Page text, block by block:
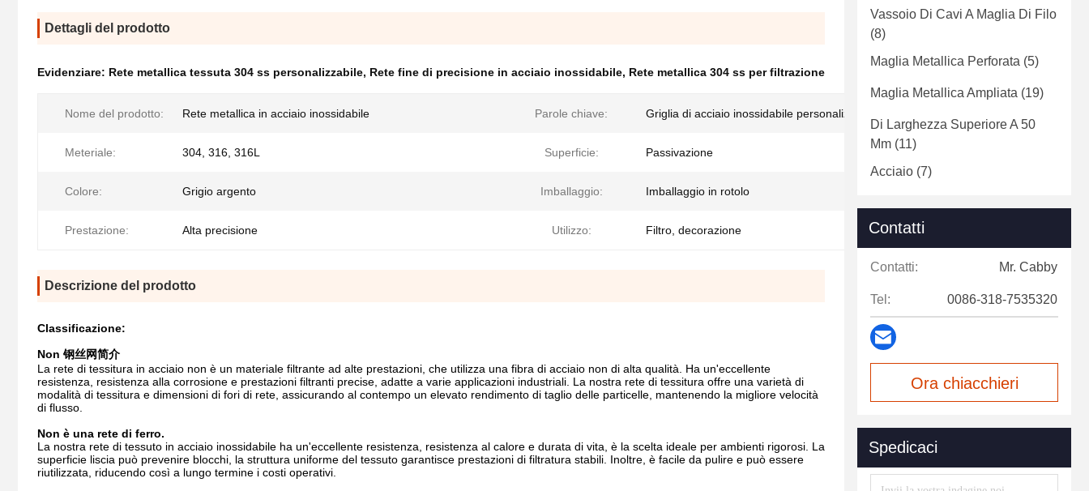
Dettagli del prodotto
Evidenziare: Rete metallica tessuta 304 ss personalizzabile, Rete fine di precisione in acciaio inossidabile, Rete metallica 304 ss per filtrazione
Nome del prodotto: Rete metallica in acciaio inossidabile Parole chiave: Griglia di acciaio inossidabile personalizzabile per filtrazione
Meteriale: 304, 316, 316L Superficie: Passivazione
Colore: Grigio argento Imballaggio: Imballaggio in rotolo
Prestazione: Alta precisione Utilizzo: Filtro, decorazione
Descrizione del prodotto
Classificazione:
Non 钢丝网简介
La rete di tessitura in acciaio non è un materiale filtrante ad alte prestazioni, che utilizza una fibra di acciaio non di alta qualità. Ha un'eccellente
resistenza, resistenza alla corrosione e prestazioni filtranti precise, adatte a varie applicazioni industriali. La nostra rete di tessitura offre una varietà di
modalità di tessitura e dimensioni di fori di rete, assicurando al contempo un elevato rendimento di taglio delle particelle, mantenendo la migliore velocità
di flusso.
Non è una rete di ferro.
La nostra rete di tessuto in acciaio inossidabile ha un'eccellente resistenza, resistenza al calore e durata di vita, è la scelta ideale per ambienti rigorosi. La
superficie liscia può prevenire blocchi, la struttura uniforme del tessuto garantisce prestazioni di filtratura stabili. Inoltre, è facile da pulire e può essere
riutilizzata, riducendo così a lungo termine i costi operativi.
Vassoio Di Cavi A Maglia Di Filo
(8)
Maglia Metallica Perforata (5)
Maglia Metallica Ampliata (19)
Di Larghezza Superiore A 50
Mm (11)
Acciaio (7)
Contatti
Contatti: Mr. Cabby
Tel: 0086-318-7535320
Ora chiacchieri
Spedicaci